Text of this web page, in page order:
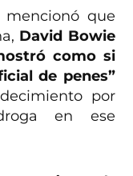
que
David Bowie
como si
de penes”
por
en ese